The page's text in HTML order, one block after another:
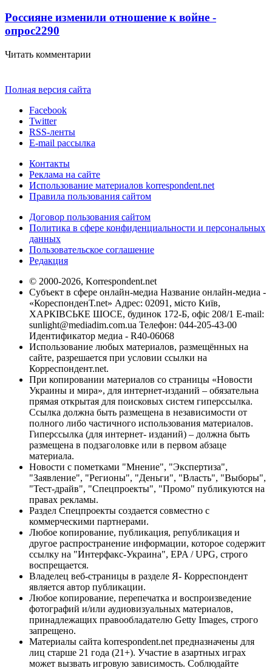
Россияне изменили отношение к войне -
опрос2290
Читать комментарии
Полная версия сайта
Facebook
Twitter
RSS-ленты
E-mail рассылка
Контакты
Реклама на сайте
Использование материалов korrespondent.net
Правила пользования сайтом
Договор пользования сайтом
Политика в сфере конфиденциальности и персональных
данных
Пользовательское соглашение
Редакция
© 2000-2026, Korrespondent.net
Субъект в сфере онлайн-медиа Название онлайн-медиа -
«КореспонденТ.net» Адрес: 02091, місто Київ,
ХАРКІВСЬКЕ ШОСЕ, будинок 172-Б, офіс 208/1 E-mail:
sunlight@mediadim.com.ua Телефон: 044-205-43-00
Идентификатор медиа - R40-06068
Использование любых материалов, размещённых на
сайте, разрешается при условии ссылки на
Корреспондент.net.
При копировании материалов со страницы «Новости
Украины и мира», для интернет-изданий – обязательна
прямая открытая для поисковых систем гиперссылка.
Ссылка должна быть размещена в независимости от
полного либо частичного использования материалов.
Гиперссылка (для интернет- изданий) – должна быть
размещена в подзаголовке или в первом абзаце
материала.
Новости с пометками "Мнение", "Экспертиза",
"Заявление", "Регионы", "Деньги", "Власть", "Выборы",
"Тест-драйв", "Спецпроекты", "Промо" публикуются на
правах рекламы.
Раздел Спецпроекты создается совместно с
коммерческими партнерами.
Любое копирование, публикация, републикация и
другое распространение информации, которое содержит
ссылку на "Интерфакс-Украина", EPA / UPG, строго
воспрещается.
Владелец веб-страницы в разделе Я- Корреспондент
является автор публикации.
Любое копирование, перепечатка и воспроизведение
фотографий и/или аудиовизуальных материалов,
принадлежащих правообладателю Getty Images, строго
запрещено.
Материалы сайта korrespondent.net предназначены для
лиц старше 21 года (21+). Участие в азартных играх
может вызвать игровую зависимость. Соблюдайте